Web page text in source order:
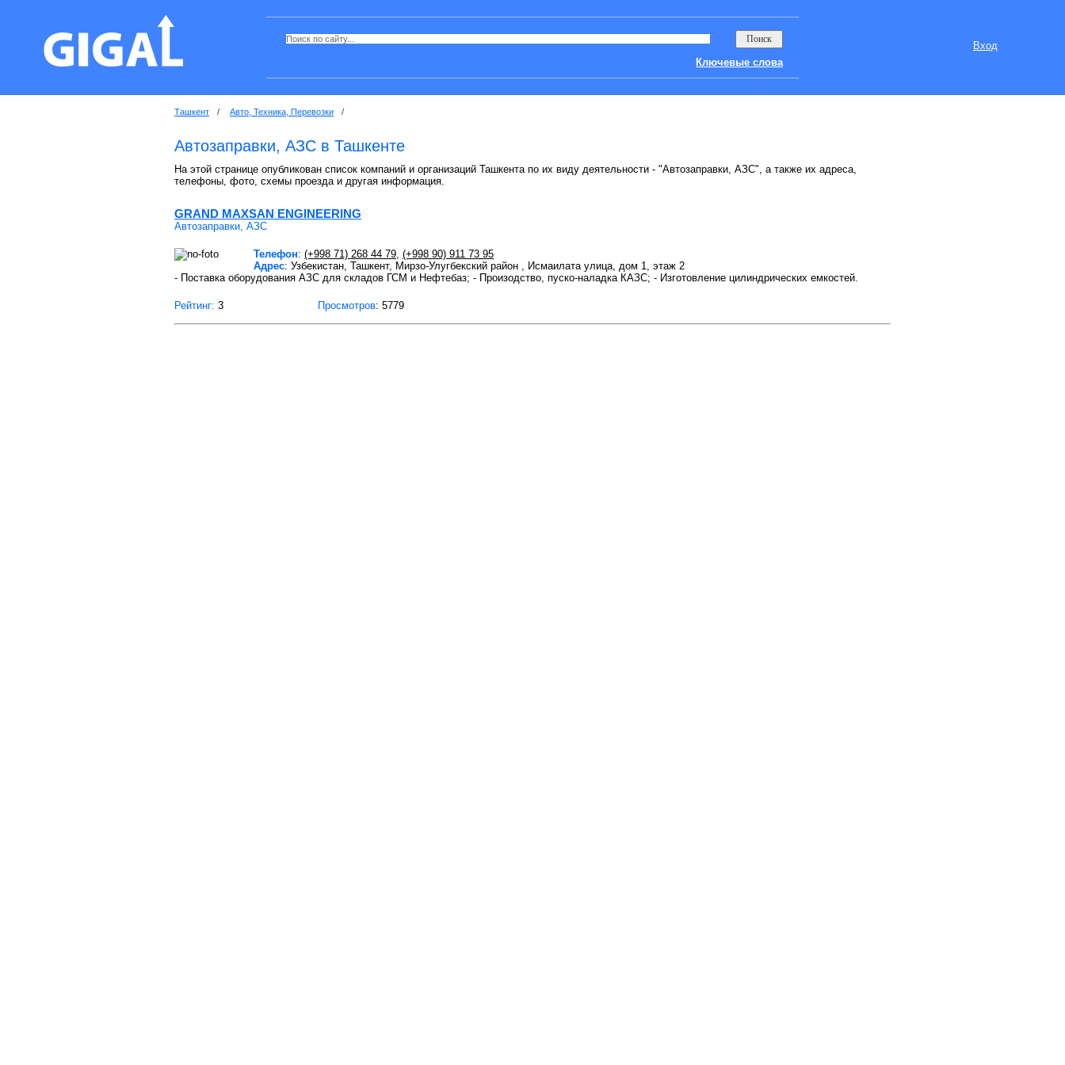
Вход
Ключевые слова
Ташкент / Авто, Техника, Перевозки /
Автозаправки, АЗС в Ташкенте
На этой странице опубликован список компаний и организаций Ташкента по их виду деятельности - "Автозаправки, АЗС", а также их адреса,
телефоны, фото, схемы проезда и другая информация.
GRAND MAXSAN ENGINEERING
Автозаправки, АЗС
Телефон: (+998 71) 268 44 79, (+998 90) 911 73 95
Адрес: Узбекистан, Ташкент, Мирзо-Улугбекский район , Исмаилата улица, дом 1, этаж 2
- Поставка оборудования АЗС для складов ГСМ и Нефтебаз; - Произодство, пуско-наладка КАЗС; - Изготовление цилиндрических емкостей.
Рейтинг: 3 Просмотров: 5779